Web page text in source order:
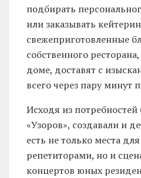
подбирать
или заказывать
свежеприготовленные
собственного
доме, доставят с
всего через пару минут
Исходя из
«Узоров», создавали и
есть не только места
репетиторами, но и
концертов юных